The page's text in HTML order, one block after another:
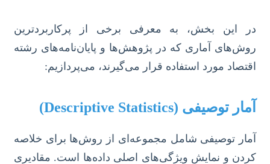
در این بخش، به معرفی برخی از پرکاربردترین
روش‌های آماری که در پژوهش‌ها و پایان‌نامه‌های رشته
اقتصاد مورد استفاده قرار می‌گیرند، می‌پردازیم:
آمار توصیفی (Descriptive Statistics)
آمار توصیفی شامل مجموعه‌ای از روش‌ها برای خلاصه
کردن و نمایش ویژگی‌های اصلی داده‌ها است. مقادیری